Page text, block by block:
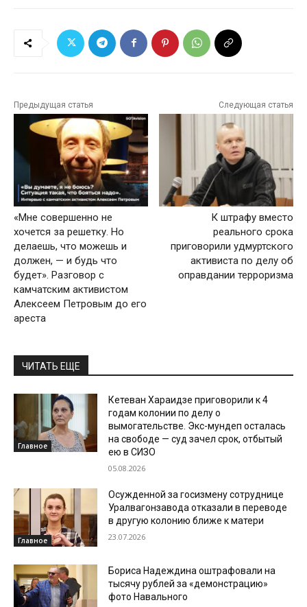
Предыдущая статья
«Мне совершенно не
хочется за решетку. Но
делаешь, что можешь и
должен, — и будь что
будет». Разговор с
камчатским активистом
Алексеем Петровым до его
ареста
Следующая статья
К штрафу вместо
реального срока
приговорили удмуртского
активиста по делу об
оправдании терроризма
ЧИТАТЬ ЕЩЕ
Главное
Кетеван Хараидзе приговорили к 4
годам колонии по делу о
вымогательстве. Экс-мундеп осталась
на свободе — суд зачел срок, отбытый
ею в СИЗО
05.08.2026
Главное
Осужденной за госизмену сотруднице
Уралвагонзавода отказали в переводе
в другую колонию ближе к матери
23.07.2026
Бориса Надеждина оштрафовали на
тысячу рублей за «демонстрацию»
фото Навального